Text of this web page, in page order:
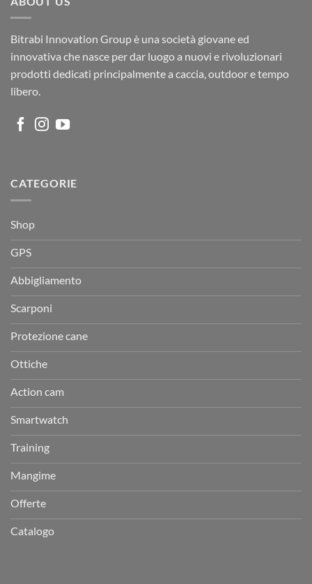
Bitrabi Innovation Group è una società giovane ed
innovativa che nasce per dar luogo a nuovi e rivoluzionari
prodotti dedicati principalmente a caccia, outdoor e tempo
libero.
CATEGORIE
Shop
GPS
Abbigliamento
Scarponi
Protezione cane
Ottiche
Action cam
Smartwatch
Training
Mangime
Offerte
Catalogo